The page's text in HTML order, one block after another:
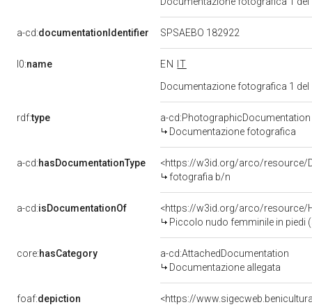
a-cd:documentationIdentifier SPSAEBO 182922
l0:name EN
IT
Documentazione fotografica 1
rdf:type
a-cd:PhotographicDocumentation
Documentazione fotografica
a-cd:hasDocumentationType
<https://w3id.org/arco/resource/
fotografia b/n
a-cd:isDocumentationOf
<https://w3id.org/arco/resource/
Piccolo nudo femminile in piedi
core:hasCategory
a-cd:AttachedDocumentation
Documentazione allegata
foaf:depiction <https://